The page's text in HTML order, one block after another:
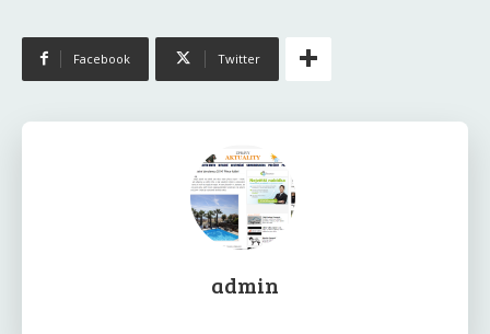
Facebook Twitter
admin